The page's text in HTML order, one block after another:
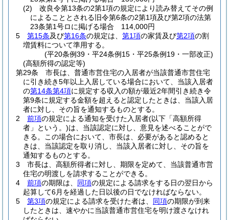
(2)
改良令第13条の2第1項の規定により読み替えてその例
によることとされる旧令第6条の2第1項及び第2項の法第
23条第1号ロに掲げる場合 114,000円
5
第15条及び第16条の規定は、 第1項の家賃及び第2項の割
増賃料について準用する。
(平20条例39・平24条例15・平25条例19・一部改正)
(高額所得の認定等)
第29条
市長は、普通市営住宅の入居者が当該普通市営住宅
に引き続き5年以上入居している場合において、当該入居者
の第14条第4項に規定する収入の額が最近2年間引き続き令
第9条に規定する金額を超えると認定したときは、当該入居
者に対し、その旨を通知するものとする。
2
前項の規定による通知を受けた入居者(以下「高額所得
者」という。)は、当該認定に対し、意見を述べることがで
きる。
この場合において、市長は、必要があると認めると
きは、当該認定を取り消し、当該入居者に対し、その旨を
通知するものとする。
3
市長は、高額所得者に対し、期限を定めて、当該普通市営
住宅の明渡しを請求することができる。
4
前項の期限は、 同項の規定による請求をする日の翌日から
起算して6月を経過した日以後の日でなければならない。
5
第3項の規定による請求を受けた者は、 同項の期限が到来
したときは、速やかに当該普通市営住宅を明け渡さなけれ